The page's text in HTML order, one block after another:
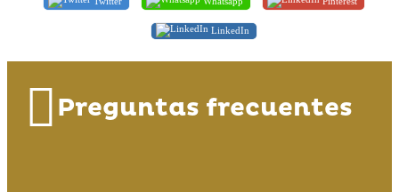
LinkedIn
Preguntas frecuentes